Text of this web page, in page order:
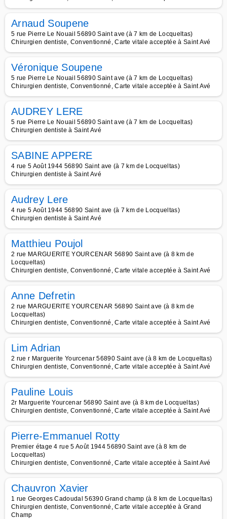
Arnaud Soupene
5 rue Pierre Le Nouail 56890 Saint ave (à 7 km de Locqueltas)
Chirurgien dentiste, Conventionné, Carte vitale acceptée à Saint Avé
Véronique Soupene
5 rue Pierre Le Nouail 56890 Saint ave (à 7 km de Locqueltas)
Chirurgien dentiste, Conventionné, Carte vitale acceptée à Saint Avé
AUDREY LERE
5 rue Pierre Le Nouail 56890 Saint ave (à 7 km de Locqueltas)
Chirurgien dentiste à Saint Avé
SABINE APPERE
4 rue 5 Août 1944 56890 Saint ave (à 7 km de Locqueltas)
Chirurgien dentiste à Saint Avé
Audrey Lere
4 rue 5 Août 1944 56890 Saint ave (à 7 km de Locqueltas)
Chirurgien dentiste à Saint Avé
Matthieu Poujol
2 rue MARGUERITE YOURCENAR 56890 Saint ave (à 8 km de
Locqueltas)
Chirurgien dentiste, Conventionné, Carte vitale acceptée à Saint Avé
Anne Defretin
2 rue MARGUERITE YOURCENAR 56890 Saint ave (à 8 km de
Locqueltas)
Chirurgien dentiste, Conventionné, Carte vitale acceptée à Saint Avé
Lim Adrian
2 rue r Marguerite Yourcenar 56890 Saint ave (à 8 km de Locqueltas)
Chirurgien dentiste, Conventionné, Carte vitale acceptée à Saint Avé
Pauline Louis
2r Marguerite Yourcenar 56890 Saint ave (à 8 km de Locqueltas)
Chirurgien dentiste, Conventionné, Carte vitale acceptée à Saint Avé
Pierre-Emmanuel Rotty
Premier étage 4 rue 5 Août 1944 56890 Saint ave (à 8 km de
Locqueltas)
Chirurgien dentiste, Conventionné, Carte vitale acceptée à Saint Avé
Chauvron Xavier
1 rue Georges Cadoudal 56390 Grand champ (à 8 km de Locqueltas)
Chirurgien dentiste, Conventionné, Carte vitale acceptée à Grand
Champ